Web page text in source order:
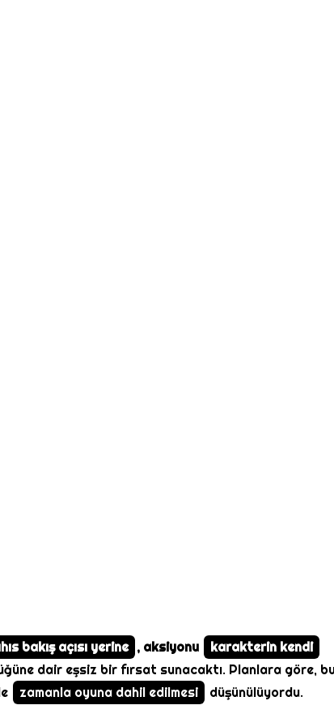
bakış açısı yerine , aksiyonu
karakterin kendi
dair eşsiz bir fırsat sunacaktı. Planlara göre,
zamanla oyuna dahil edilmesi
düşünülüyordu.